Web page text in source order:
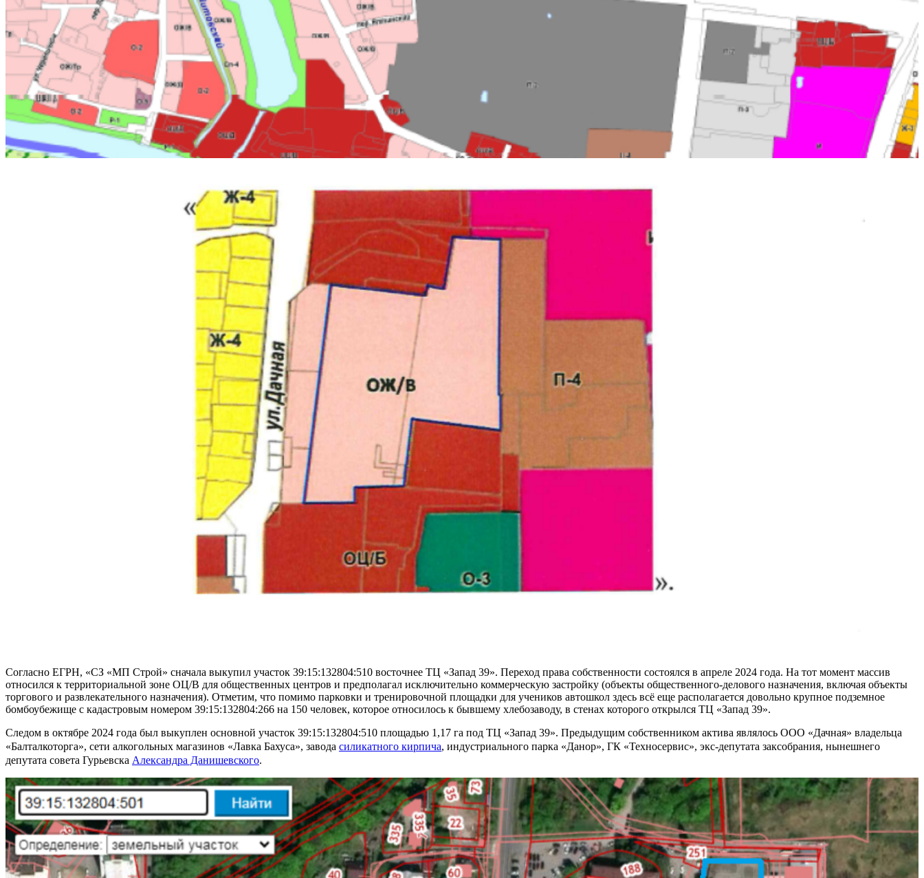
Согласно ЕГРН, «СЗ «МП Строй» сначала выкупил участок 39:15:132804:510 восточнее ТЦ «Запад 39». Переход права собственности состоялся в апреле 2024 года. На тот момент массив
относился к территориальной зоне ОЦ/В для общественных центров и предполагал исключительно коммерческую застройку (объекты общественного-делового назначения, включая объекты
торгового и развлекательного назначения). Отметим, что помимо парковки и тренировочной площадки для учеников автошкол здесь всё еще располагается довольно крупное подземное
бомбоубежище с кадастровым номером 39:15:132804:266 на 150 человек, которое относилось к бывшему хлебозаводу, в стенах которого открылся ТЦ «Запад 39».
Следом в октябре 2024 года был выкуплен основной участок 39:15:132804:510 площадью 1,17 га под ТЦ «Запад 39». Предыдущим собственником актива являлось ООО «Дачная» владельца
«Балталкоторга», сети алкогольных магазинов «Лавка Бахуса», завода силикатного кирпича, индустриального парка «Данор», ГК «Техносервис», экс-депутата заксобрания, нынешнего
депутата совета Гурьевска Александра Данишевского.